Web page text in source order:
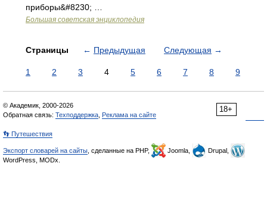
приборы&#8230; …
Большая советская энциклопедия
Страницы ← Предыдущая Следующая →
1 2 3 4 5 6 7 8 9
18+
© Академик, 2000-2026
Обратная связь: Техподдержка Реклама на сайте
👣 Путешествия
Экспорт словарей на сайты , сделанные на PHP, Joomla,
Drupal,
WordPress, MODx.